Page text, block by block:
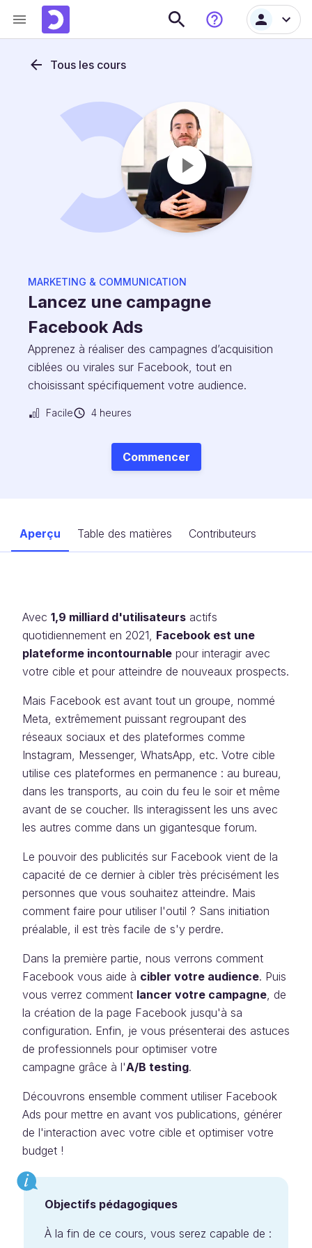
Tous les cours
MARKETING & COMMUNICATION
Lancez une campagne
Facebook Ads
Apprenez à réaliser des campagnes d’acquisition
ciblées ou virales sur Facebook, tout en
choisissant spécifiquement votre audience.
Facile 4 heures
Commencer
Aperçu Table des matières Contributeurs
Avec 1,9 milliard d'utilisateurs actifs
quotidiennement en 2021, Facebook est une
plateforme incontournable pour interagir avec
votre cible et pour atteindre de nouveaux prospects.
Mais Facebook est avant tout un groupe, nommé
Meta, extrêmement puissant regroupant des
réseaux sociaux et des plateformes comme
Instagram, Messenger, WhatsApp, etc. Votre cible
utilise ces plateformes en permanence : au bureau,
dans les transports, au coin du feu le soir et même
avant de se coucher. Ils interagissent les uns avec
les autres comme dans un gigantesque forum.
Le pouvoir des publicités sur Facebook vient de la
capacité de ce dernier à cibler très précisément les
personnes que vous souhaitez atteindre. Mais
comment faire pour utiliser l'outil ? Sans initiation
préalable, il est très facile de s'y perdre.
Dans la première partie, nous verrons comment
Facebook vous aide à cibler votre audience. Puis
vous verrez comment lancer votre campagne, de
la création de la page Facebook jusqu'à sa
configuration. Enfin, je vous présenterai des astuces
de professionnels pour optimiser votre
campagne grâce à l'A/B testing.
Découvrons ensemble comment utiliser Facebook
Ads pour mettre en avant vos publications, générer
de l'interaction avec votre cible et optimiser votre
budget !
Objectifs pédagogiques
À la fin de ce cours, vous serez capable de :